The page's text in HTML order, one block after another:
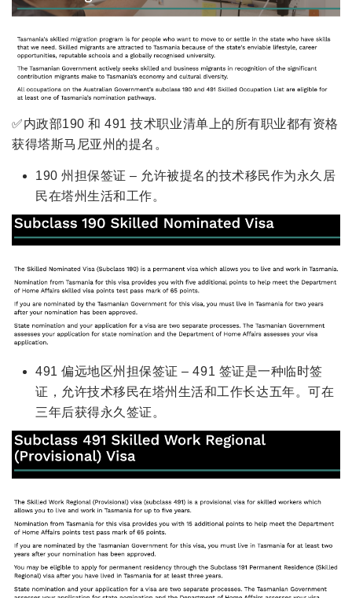
✅内政部190 和 491 技术职业清单上的所有职业都有资格
获得塔斯马尼亚州的提名。
190 州担保签证 – 允许被提名的技术移民作为永久居
民在塔州生活和工作。
491 偏远地区州担保签证 – 491 签证是一种临时签
证，允许技术移民在塔州生活和工作长达五年。可在
三年后获得永久签证。